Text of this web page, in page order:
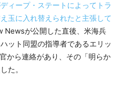
ィープ・ステートによってトラ
玉に入れ替えられたと主張して
Newsが公開した直後、米海兵
ット同盟の指導者であるエリッ
から連絡があり、その「明らか
た。